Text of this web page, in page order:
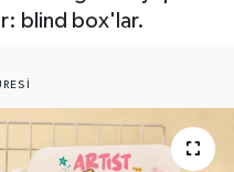
blind box'lar.